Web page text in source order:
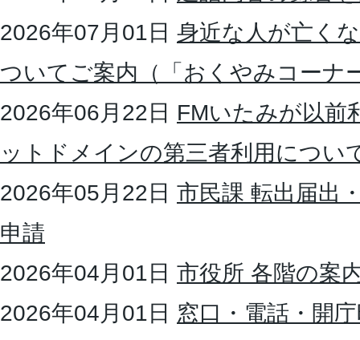
2026年07月01日 身近な人が亡く
ついてご案内（「おくやみコーナ
2026年06月22日 FMいたみが以前
ットドメインの第三者利用につい
2026年05月22日 市民課 転出届出
申請
2026年04月01日 市役所 各階の案
2026年04月01日 窓口・電話・開